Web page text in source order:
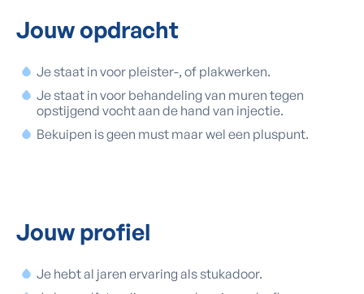
Jouwopdracht
Je staat in voor pleister-, of plakwerken.
Je staat in voor behandeling van muren tegen
opstijgend vocht aan de hand van injectie.
Bekuipen is geen must maar wel een pluspunt.
Jouw profiel
Je hebt al jaren ervaring als stukadoor.